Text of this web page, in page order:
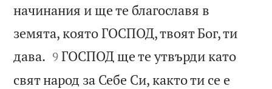
начинания и ще те благославя в
земята, която ГОСПОД, твоят Бог, ти
дава. 

9 ГОСПОД ще те утвърди като
свят народ за Себе Си, както ти се е